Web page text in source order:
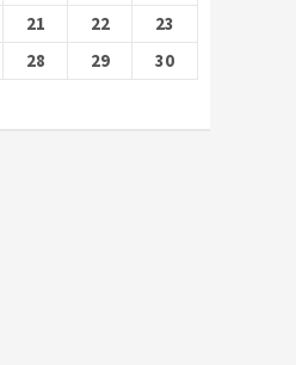
21 22
23
28 29
30